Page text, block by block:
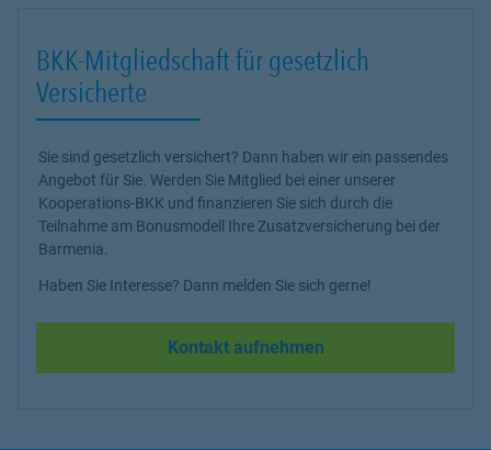
BKK-Mitgliedschaft für gesetzlich
Versicherte
Sie sind gesetzlich versichert? Dann haben wir ein passendes
Angebot für Sie. Werden Sie Mitglied bei einer unserer
Kooperations-BKK und finanzieren Sie sich durch die
Teilnahme am Bonusmodell Ihre Zusatzversicherung bei der
Barmenia.
Haben Sie Interesse? Dann melden Sie sich gerne!
Kontakt aufnehmen